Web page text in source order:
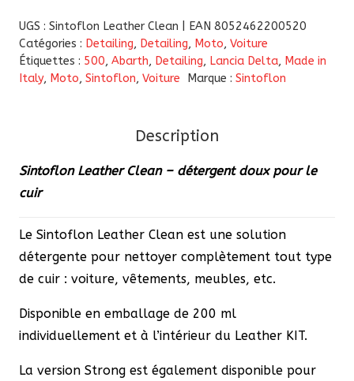
Sintoflon
Leather
Clean
-
le
cuir
UGS : Sintoflon Leather Clean | EAN 8052462200520
Catégories : Detailing, Detailing, Moto, Voiture
Étiquettes : 500, Abarth, Detailing, Lancia Delta, Made in
Italy, Moto, Sintoflon, Voiture Marque : Sintoflon
Description
Sintoflon Leather Clean – détergent doux pour le
cuir
Le Sintoflon Leather Clean est une solution
détergente pour nettoyer complètement tout type
de cuir : voiture, vêtements, meubles, etc.
Disponible en emballage de 200 ml
individuellement et à l’intérieur du Leather KIT.
La version Strong est également disponible pour